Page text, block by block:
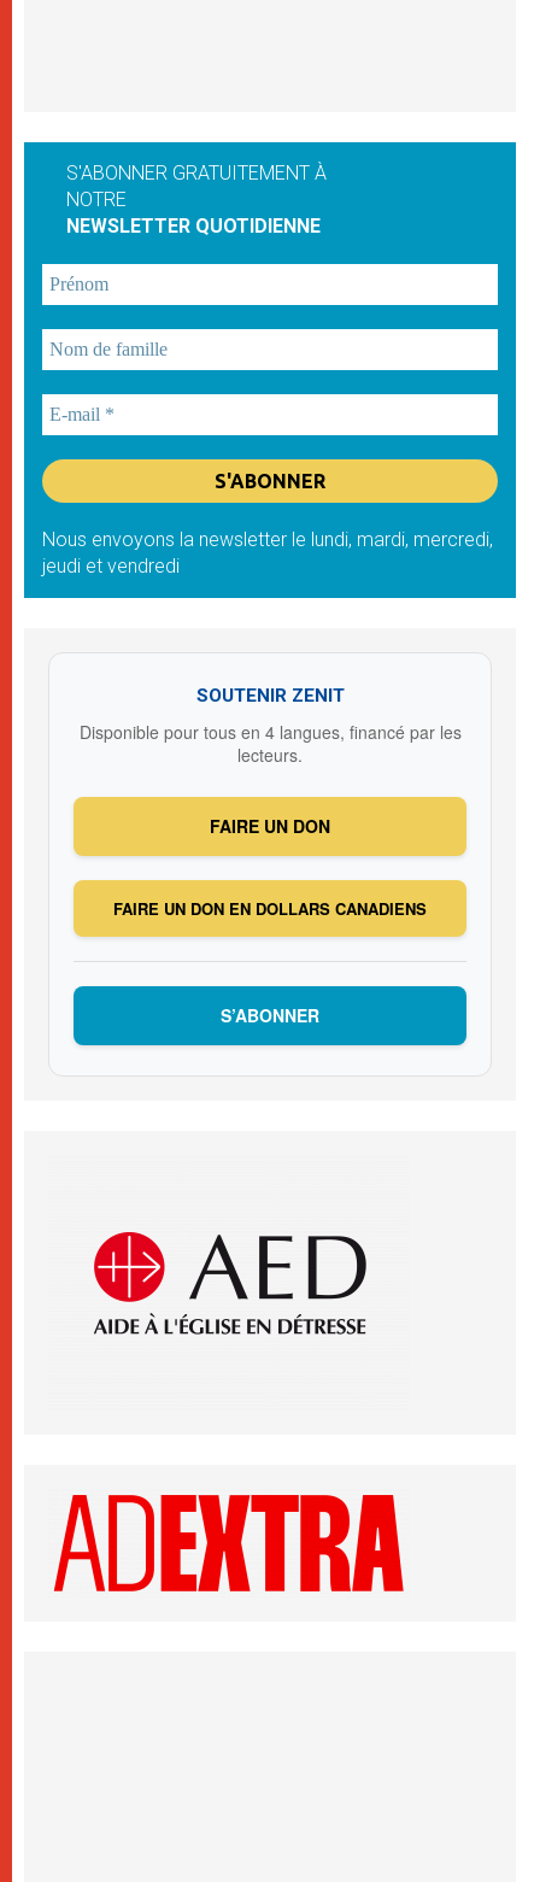
S'ABONNER GRATUITEMENT À
NOTRE
NEWSLETTER QUOTIDIENNE
Nous envoyons la newsletter le lundi, mardi, mercredi,
jeudi et vendredi
SOUTENIR ZENIT
Disponible pour tous en 4 langues, financé par les
lecteurs.
FAIRE UN DON
FAIRE UN DON EN DOLLARS CANADIENS
S’ABONNER